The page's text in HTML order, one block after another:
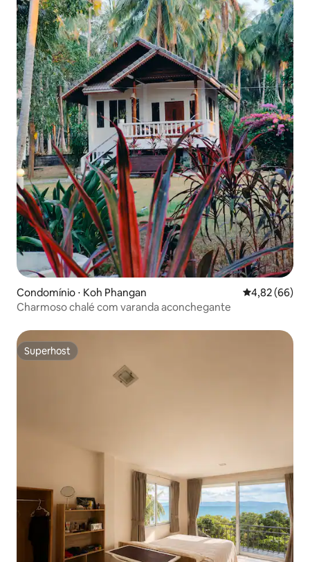
Condomínio ⋅ Koh Phangan 4,82 de uma
4,82 (66)
Charmoso chalé com varanda aconchegante
Superhost
Superhost